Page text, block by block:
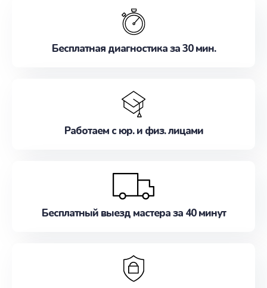
наилучшим образом. Не медлите записаться на
Бесплатная диагностика за 30 мин.
Работаем с юр. и физ. лицами
Бесплатный выезд мастера за 40 минут